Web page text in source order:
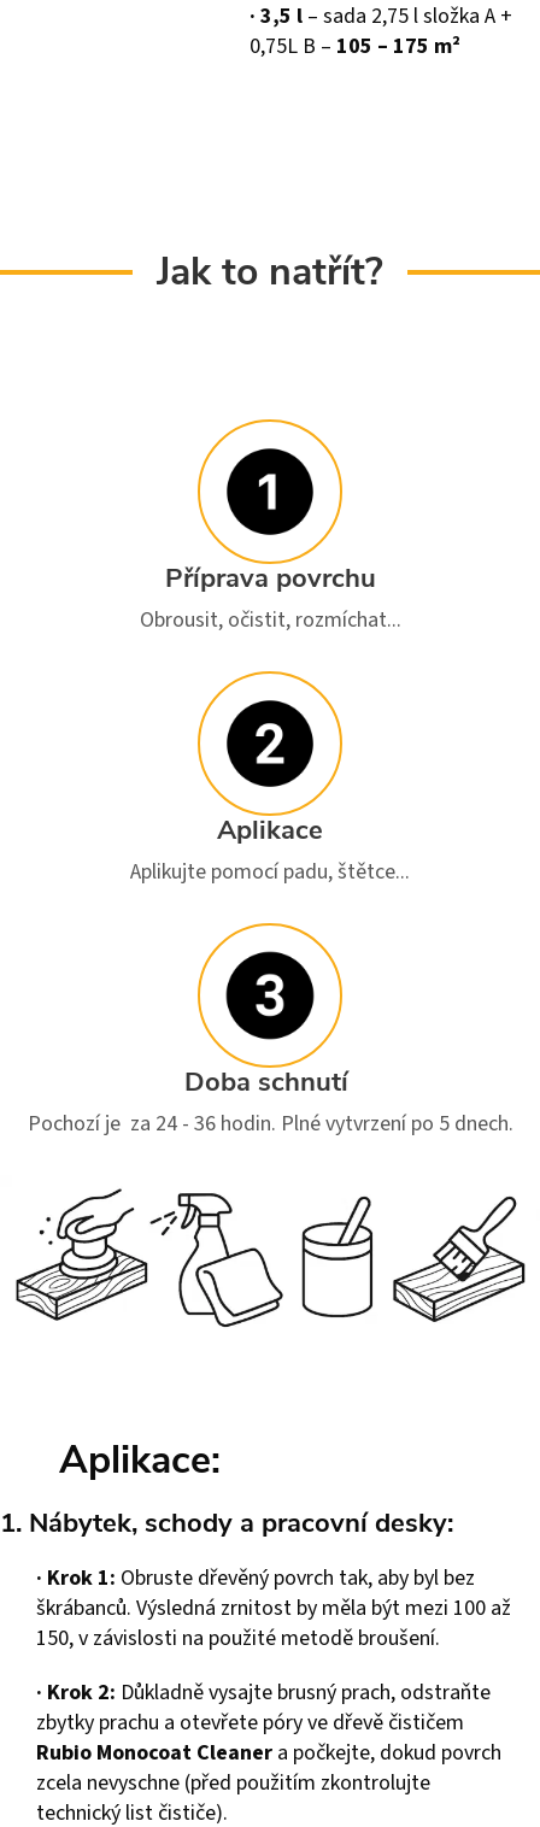
· 3,5 l – sada 2,75 l složka A +
0,75L B – 105 – 175 m²
Jak to natřít?
Příprava povrchu
Obrousit, očistit, rozmíchat...
Aplikace
Aplikujte pomocí padu, štětce...
Doba schnutí
Pochozí je za 24 - 36 hodin. Plné vytvrzení po 5 dnech.
Aplikace:
1. Nábytek, schody a pracovní desky:
· Krok 1: Obruste dřevěný povrch tak, aby byl bez
škrábanců. Výsledná zrnitost by měla být mezi 100 až
150, v závislosti na použité metodě broušení.
· Krok 2: Důkladně vysajte brusný prach, odstraňte
zbytky prachu a otevřete póry ve dřevě čističem
Rubio Monocoat Cleaner a počkejte, dokud povrch
zcela nevyschne (před použitím zkontrolujte
technický list čističe).